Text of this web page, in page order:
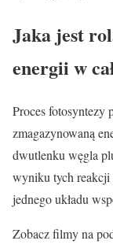
Jaka jest
energii w
Proces fotosyntezy
zmagazynowaną
dwutlenku węgla
wyniku tych reakcji
jednego układu
Zobacz filmy na